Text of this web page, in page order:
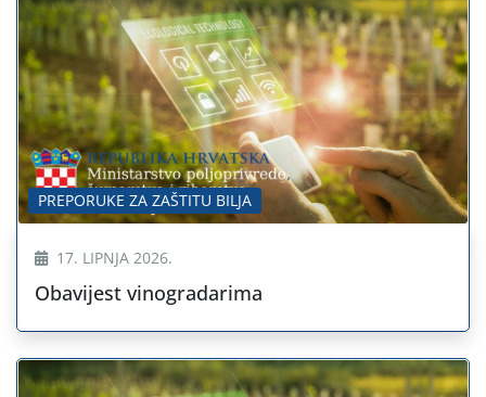
PREPORUKE ZA ZAŠTITU BILJA
17. LIPNJA 2026.
Obavijest vinogradarima